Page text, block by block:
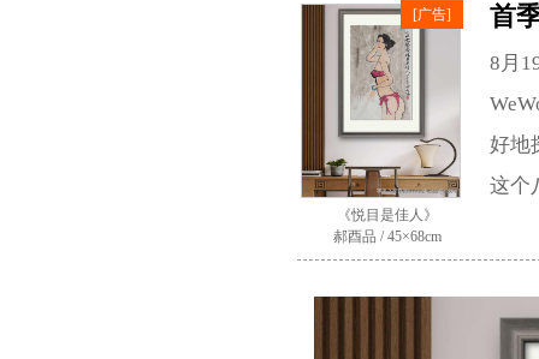
[广告]
《悦目是佳人》
郝酉品 / 45×68cm
首
8月
好地
这个